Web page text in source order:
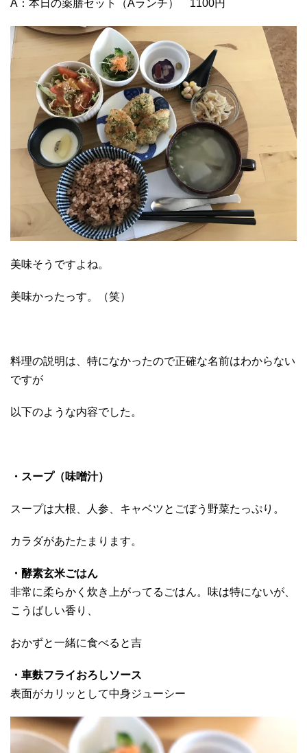
A：本日の薬膳セット（Aランチ） 1100円
美味そうですよね。
美味かったっす。（笑）
料理の説明は、特になかったので正確な名前はわからない
ですが
以下のような内容でした。
・スープ（味噌汁）
スープは大根、人参、キャベツとごぼう野菜たっぷり。
カラダがあたたまります。
・酵素玄米ごはん
非常に柔らかく炊き上がってるごはん。味は特にないが、
こうばしい香り、
おかずと一緒に食べると吉
・車麩フライおろしソース
表面がカリッとして中身ジューシー